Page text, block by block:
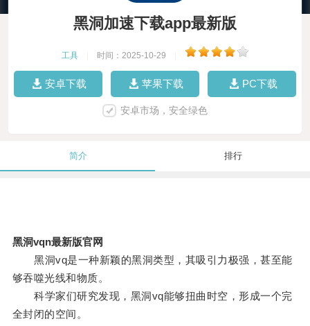
黑洞加速下载app最新版
工具 时间：2025-10-29
安卓下载 苹果下载 PC下载
安卓市场，安全绿色
简介 排行
黑洞vqn最新版官网
黑洞vq是一种新颖的黑洞类型，其吸引力极强，甚至能
够吞噬光线和物质。
科学家们研究发现，黑洞vq能够扭曲时空，形成一个完
全封闭的空间。